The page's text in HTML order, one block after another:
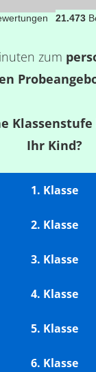
21.473
zum
Ihr Kind?
1. Klasse
2. Klasse
3. Klasse
4. Klasse
5. Klasse
6. Klasse